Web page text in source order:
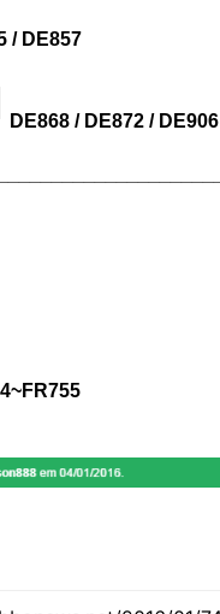
/ DE857
DE868 / DE872 / DE906